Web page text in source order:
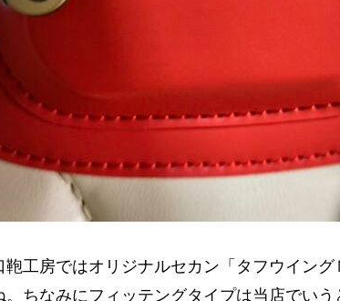
工房ではオリジナルセカン「タフウイン
ちなみにフィッテングタイプは当店でいう